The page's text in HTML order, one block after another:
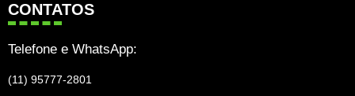
CONTATOS
Telefone e WhatsApp:
(11) 95777-2801